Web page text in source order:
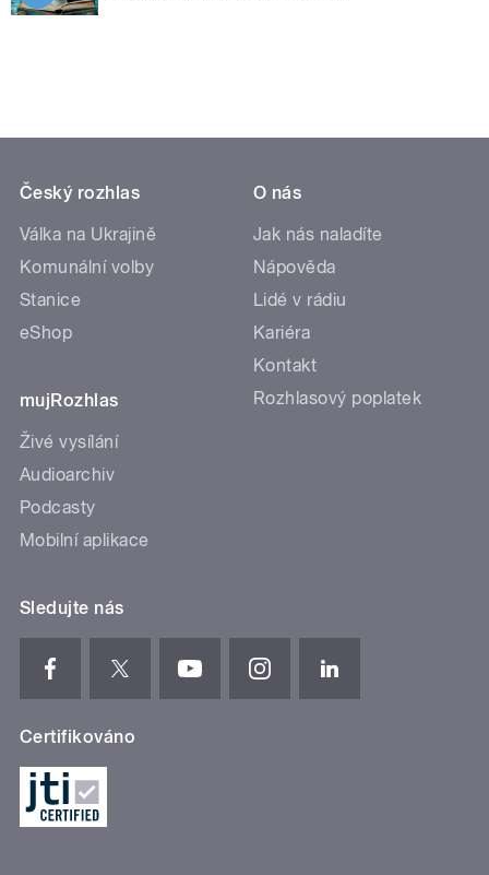
Český rozhlas
Válka na Ukrajině
Komunální volby
Stanice
eShop
mujRozhlas
Živé vysílání
Audioarchiv
Podcasty
Mobilní aplikace
O nás
Jak nás naladíte
Nápověda
Lidé v rádiu
Kariéra
Kontakt
Rozhlasový poplatek
Sledujte nás
Certifikováno